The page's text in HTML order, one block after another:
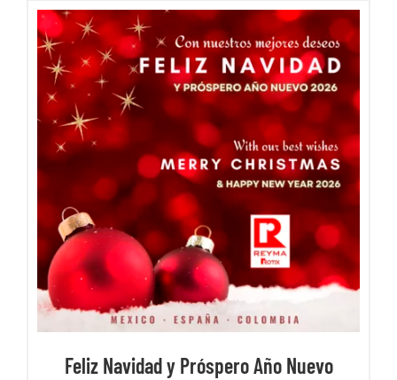
Feliz Navidad y Próspero Año Nuevo